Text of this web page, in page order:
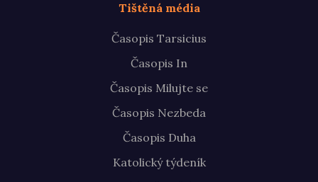
Tištěná média
Časopis Tarsicius
Časopis In
Časopis Milujte se
Časopis Nezbeda
Časopis Duha
Katolický týdeník